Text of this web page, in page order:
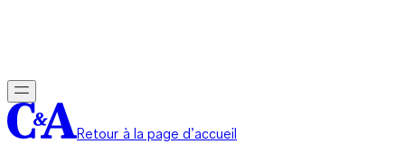
Retour à la page d’accueil